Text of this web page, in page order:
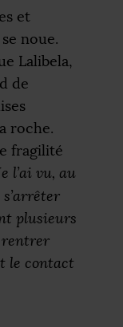
et
noue.
Lalibela,
de
roche.
fragilité
l’ai vu, au
plusieurs
rentrer
le contact